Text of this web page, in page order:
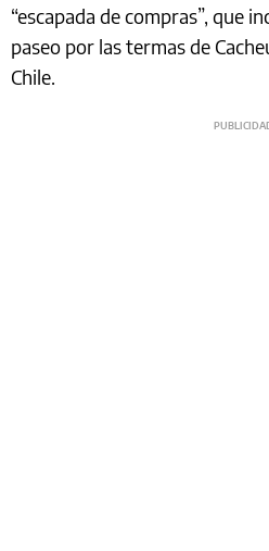
“escapada de compras”, que
paseo por las termas de
Chile.